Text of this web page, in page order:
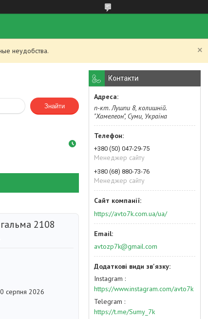
неудобства.
Знайти
2108
серпня 2026
Контакти
п-кт. Лушпи 8, колишній.
"Хамелеон", Суми, Україна
+380 (50) 047-29-75
Менеджер сайту
+380 (68) 880-73-76
Менеджер сайту
https://avto7k.com.ua/ua/
avtozp7k@gmail.com
Instagram
https://www.instagram.com/avto7k
Telegram
https://t.me/Sumy_7k